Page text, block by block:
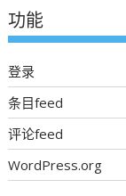
新
聞
功能
登录
条目feed
评论feed
WordPress.org